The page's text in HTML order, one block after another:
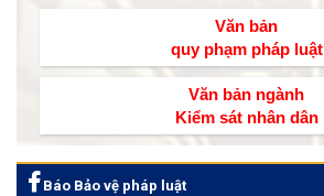
Văn bản
quy phạm pháp luật
Văn bản ngành
Kiểm sát nhân dân
Báo Bảo vệ pháp luật